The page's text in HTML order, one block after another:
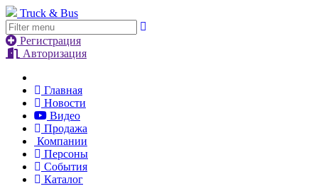
Truck & Bus
Регистрация
Авторизация
Главная
Новости
Видео
Продажа
Компании
Персоны
События
Каталог